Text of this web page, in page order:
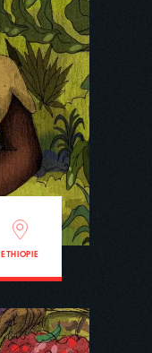
ETHIOPIE